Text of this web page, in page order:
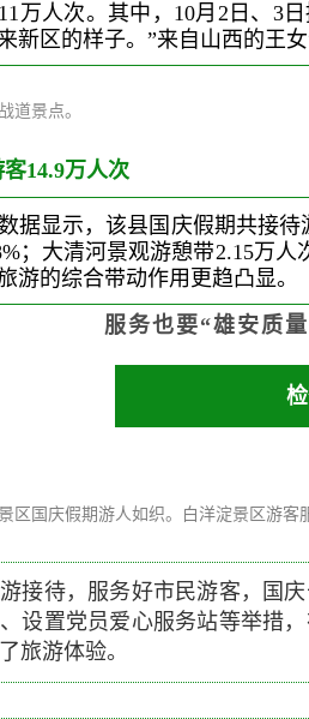
万人次。其中，10月2日、3
新区的样子。”来自山西的王女
道景点。
14.9万人次
据显示，该县国庆假期共接
；大清河景观游憩带2.15万
游的综合带动作用更趋凸显。
服务也要“雄安质
区国庆假期游人如织。白洋淀景区游
接待，服务好市民游客，国
设置党员爱心服务站等举措
旅游体验。